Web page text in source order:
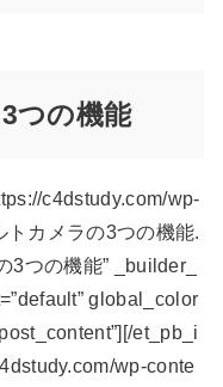
つの機能
c4dstudy.com/wp-
カメラの3つの機能.
3つの機能” _builder_
global_color
et_pb_i
wp-conte